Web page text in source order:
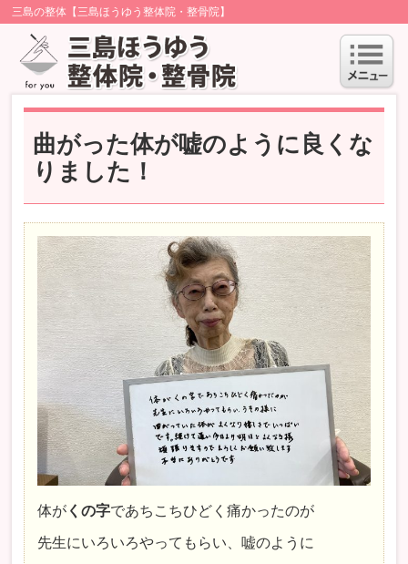
三島の整体【三島ほうゆう整体院・整骨院】
曲がった体が嘘のように良くな
りました！
体が くの字であちこちひどく痛かったのが
先生にいろいろやってもらい、嘘のように